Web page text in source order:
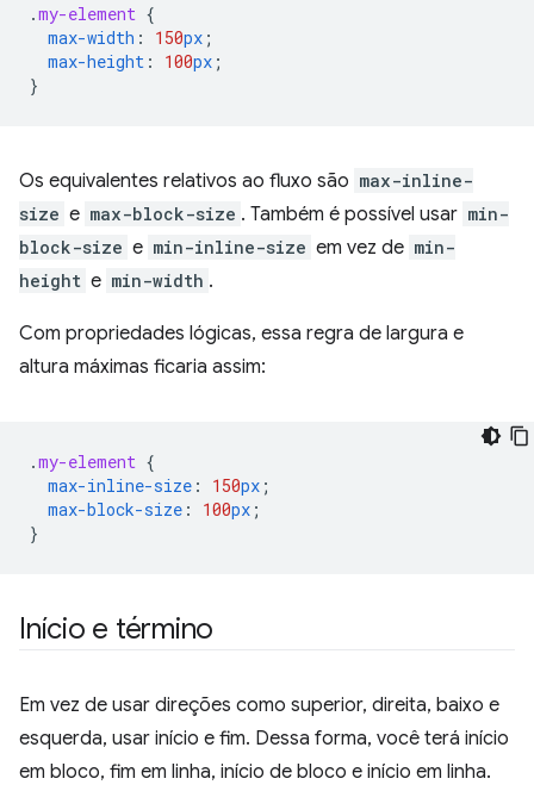
.my-element {
max-width : 150px ;
max-height : 100px ;
}
Os equivalentes relativos ao fluxo são max-inline-
size e max-block-size . Também é possível usar min-
block-size e min-inline-size em vez de min-
height e min-width .
Com propriedades lógicas, essa regra de largura e
altura máximas ficaria assim:
.my-element {
max-inline-size : 150px ;
max-block-size : 100px ;
}
Início e término
Em vez de usar direções como superior, direita, baixo e
esquerda, usar início e fim. Dessa forma, você terá início
em bloco, fim em linha, início de bloco e início em linha.